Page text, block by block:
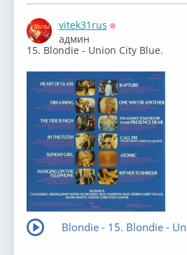
vitek31rus
админ
15. Blondie - Union City Blue.
Blondie - 15. Blondie -